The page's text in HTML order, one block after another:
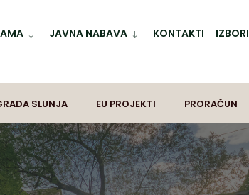
JAVNA NABAVA KONTAKTI IZBORI
SLUNJA EU PROJEKTI PRORAČUN